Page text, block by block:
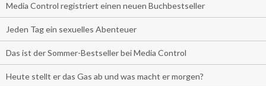
Media Control registriert einen neuen Buchbestseller
Jeden Tag ein sexuelles Abenteuer
Das ist der Sommer-Bestseller bei Media Control
Heute stellt er das Gas ab und was macht er morgen?